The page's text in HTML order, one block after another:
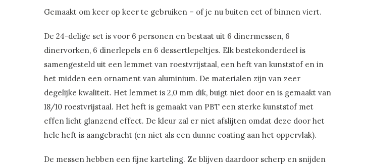
Gemaakt om keer op keer te gebruiken – of je nu buiten eet of binnen viert.
De 24-delige set is voor 6 personen en bestaat uit 6 dinermessen, 6
dinervorken, 6 dinerlepels en 6 dessertlepeltjes. Elk bestekonderdeel is
samengesteld uit een lemmet van roestvrijstaal, een heft van kunststof en in
het midden een ornament van aluminium. De materialen zijn van zeer
degelijke kwaliteit. Het lemmet is 2,0 mm dik, buigt niet door en is gemaakt van
18/10 roestvrijstaal. Het heft is gemaakt van PBT een sterke kunststof met
effen licht glanzend effect. De kleur zal er niet afslijten omdat deze door het
hele heft is aangebracht (en niet als een dunne coating aan het oppervlak).
De messen hebben een fijne karteling. Ze blijven daardoor scherp en snijden